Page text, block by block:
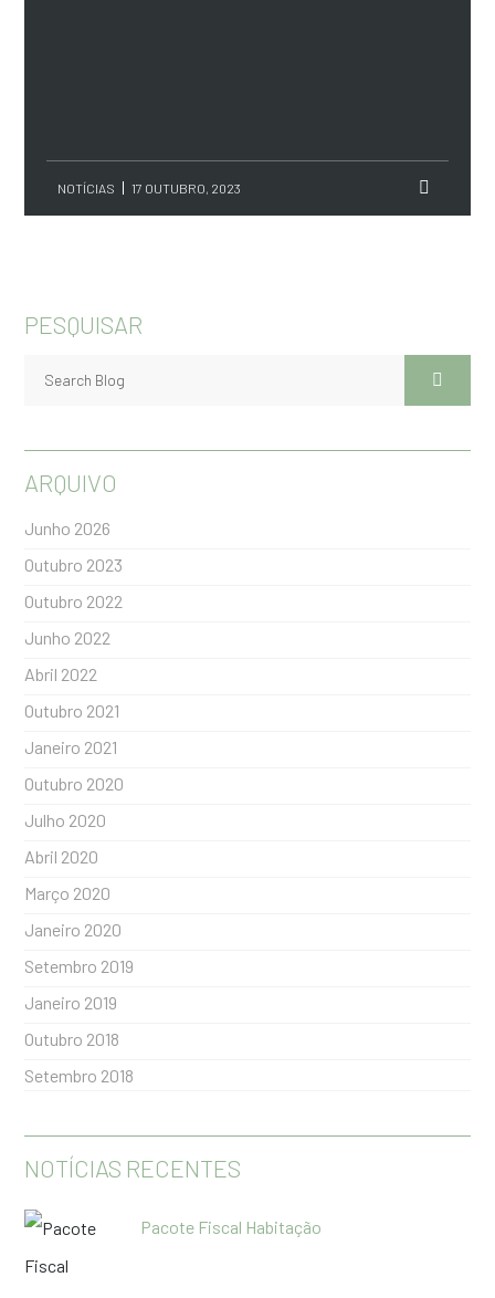
NOTÍCIAS 17 OUTUBRO, 2023
PESQUISAR
ARQUIVO
Junho 2026
Outubro 2023
Outubro 2022
Junho 2022
Abril 2022
Outubro 2021
Janeiro 2021
Outubro 2020
Julho 2020
Abril 2020
Março 2020
Janeiro 2020
Setembro 2019
Janeiro 2019
Outubro 2018
Setembro 2018
NOTÍCIAS RECENTES
Pacote Fiscal Habitação